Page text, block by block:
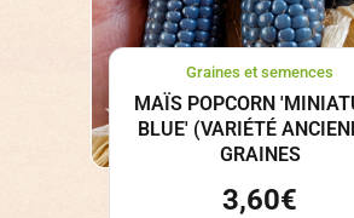
Graines et semences
MAÏS POPCORN
BLUE' (VARIÉTÉ
GRAINES
3,60€